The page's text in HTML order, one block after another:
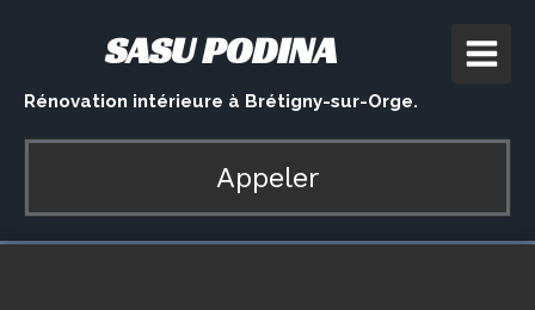
SASU PODINA
Rénovation intérieure à Brétigny-sur-Orge.
Appeler